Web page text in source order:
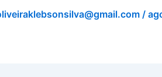
/